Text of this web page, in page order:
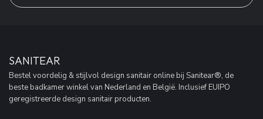
SANITEAR
Bestel voordelig & stijlvol design sanitair online bij Sanitear®, de
beste badkamer winkel van Nederland en België. Inclusief EUIPO
geregistreerde design sanitair producten.